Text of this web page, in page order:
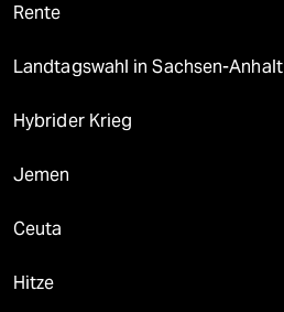
Rente
Landtagswahl in Sachsen-Anhalt
Hybrider Krieg
Jemen
Ceuta
Hitze